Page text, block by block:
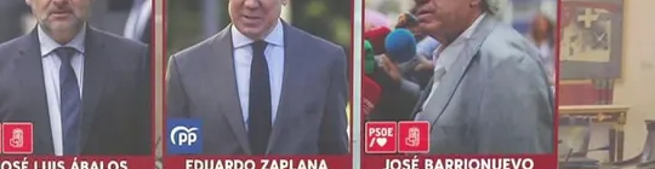
Ábalos ha sido condenado este
Supremo.
a prisión en la